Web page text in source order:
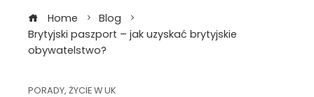
Home
Blog
Brytyjski paszport – jak uzyskać brytyjskie
obywatelstwo?
PORADY, ŻYCIE W UK